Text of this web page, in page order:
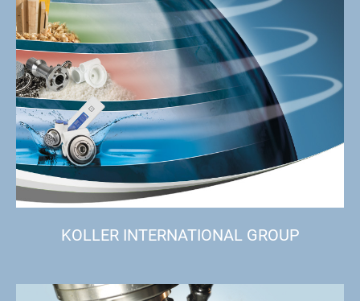
KOLLER INTERNATIONAL GROUP